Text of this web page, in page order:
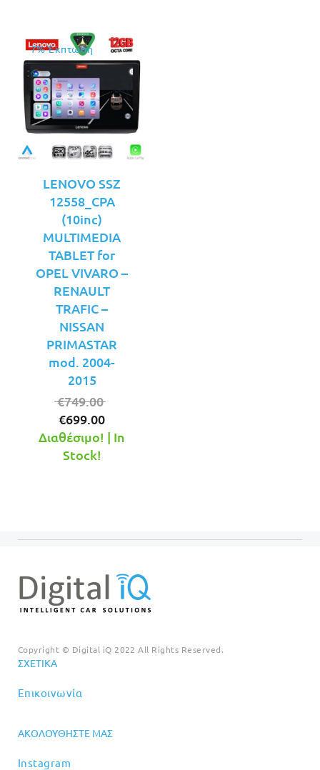
7% Έκπτωση
LENOVO SSZ
12558_CPA
(10inc)
MULTIMEDIA
TABLET for
OPEL VIVARO –
RENAULT
TRAFIC –
NISSAN
PRIMASTAR
mod. 2004-
2015
€749.00
was:
€699.00
τρέχουσα
Διαθέσιμο! | In
Stock!
Copyright © Digital iQ 2022 All Rights Reserved.
ΣΧΕΤΙΚΆ
Επικοινωνία
ΑΚΟΛΟΥΘΉΣΤΕ ΜΑΣ
Instagram